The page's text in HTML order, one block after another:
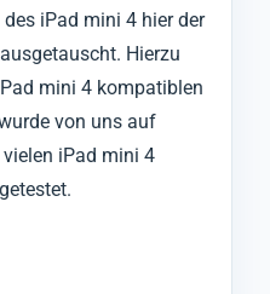
iPad mini 4 hier der
Hierzu
mini 4 kompatiblen
von uns auf
iPad mini 4